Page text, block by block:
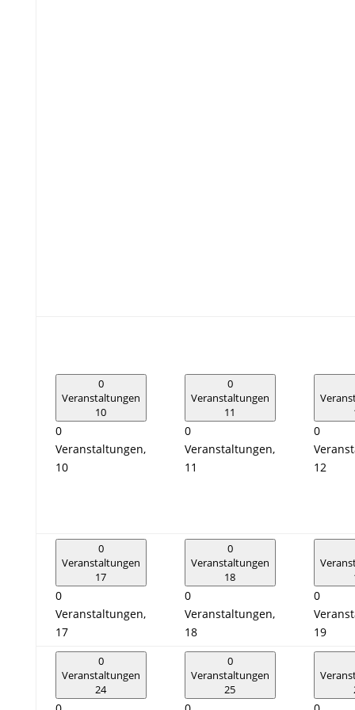
0
Veranstaltungen
10
0
Veranstaltungen,
10
0
Veranstaltungen
11
0
Veranstaltungen,
11
0
12
0
Veranstaltungen
17
0
Veranstaltungen,
17
0
Veranstaltungen
18
0
Veranstaltungen,
18
0
19
0
Veranstaltungen
24
0
Veranstaltungen
25